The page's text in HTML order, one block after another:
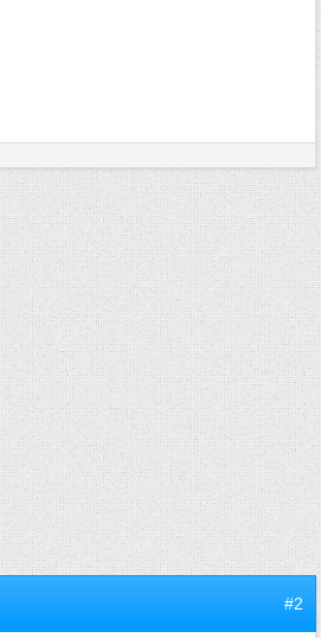
#2